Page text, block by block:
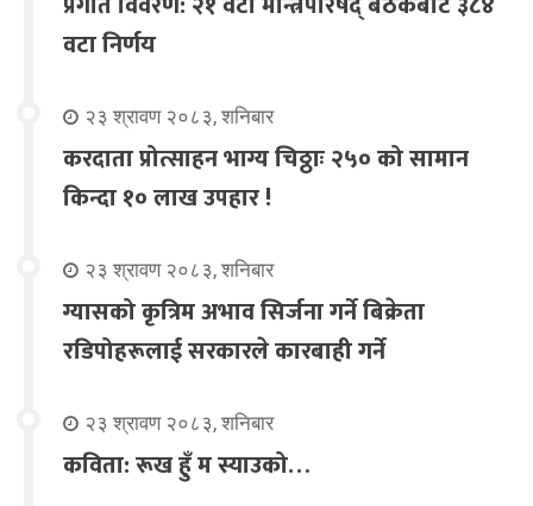
वटा निर्णय
२३ श्रावण २०८३, शनिबार
करदाता प्रोत्साहन भाग्य चिठ्ठाः २५० को सामान
किन्दा १० लाख उपहार !
२३ श्रावण २०८३, शनिबार
ग्यासको कृत्रिम अभाव सिर्जना गर्ने बिक्रेता
रडिपोहरूलाई सरकारले कारबाही गर्ने
२३ श्रावण २०८३, शनिबार
कविता: रूख हुँ म स्याउको…